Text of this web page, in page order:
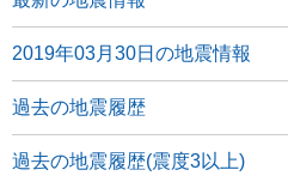
2019年03月30日の地震情報
過去の地震履歴
過去の地震履歴(震度3以上)